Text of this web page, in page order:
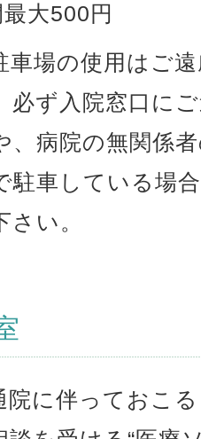
大500円
車場の使用はご
必ず入院窓口に
、病院の無関係
駐車している場
い。
院に伴っておこ